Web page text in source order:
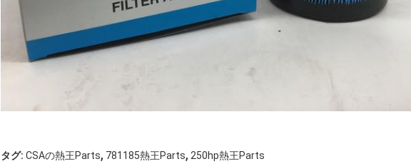
タグ: CSAの熱王Parts, 781185熱王Parts, 250hp熱王Parts